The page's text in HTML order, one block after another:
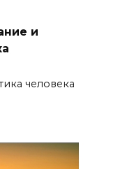
и
человека